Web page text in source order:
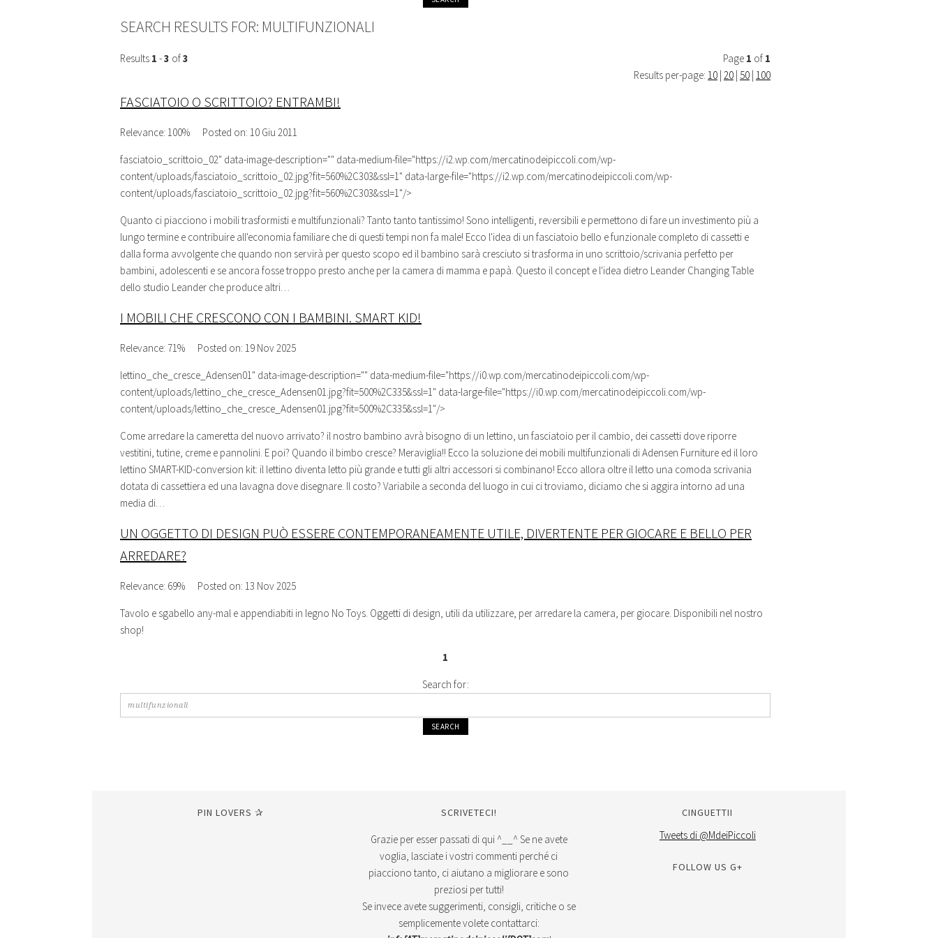
SEARCH RESULTS FOR: MULTIFUNZIONALI
Results 1 -3 of3 Page 1 of 1
Results per-page: 10 | 20 | 50 | 100
FASCIATOIO O SCRITTOIO? ENTRAMBI!
Relevance: 100% Posted on: 10 Giu 2011
fasciatoio_scrittoio_02" data-image-description="" data-medium-file="https://i2.wp.com/mercatinodeipiccoli.com/wp-
content/uploads/fasciatoio_scrittoio_02.jpg?fit=560%2C303&ssl=1" data-large-file="https://i2.wp.com/mercatinodeipiccoli.com/wp-
content/uploads/fasciatoio_scrittoio_02.jpg?fit=560%2C303&ssl=1"/>
Quanto ci piacciono i mobili trasformisti e multifunzionali? Tanto tanto tantissimo! Sono intelligenti, reversibili e permettono di fare un investimento più a
lungo termine e contribuire all'economia familiare che di questi tempi non fa male! Ecco l'idea di un fasciatoio bello e funzionale completo di cassetti e
dalla forma avvolgente che quando non servirà per questo scopo ed il bambino sarà cresciuto si trasforma in uno scrittoio/scrivania perfetto per
bambini, adolescenti e se ancora fosse troppo presto anche per la camera di mamma e papà. Questo il concept e l'idea dietro Leander Changing Table
dello studio Leander che produce altri…
I MOBILI CHE CRESCONO CON I BAMBINI. SMART KID!
Relevance: 71% Posted on: 19 Nov 2025
lettino_che_cresce_Adensen01" data-image-description="" data-medium-file="https://i0.wp.com/mercatinodeipiccoli.com/wp-
content/uploads/lettino_che_cresce_Adensen01.jpg?fit=500%2C335&ssl=1" data-large-file="https://i0.wp.com/mercatinodeipiccoli.com/wp-
content/uploads/lettino_che_cresce_Adensen01.jpg?fit=500%2C335&ssl=1"/>
Come arredare la cameretta del nuovo arrivato? il nostro bambino avrà bisogno di un lettino, un fasciatoio per il cambio, dei cassetti dove riporre
vestitini, tutine, creme e pannolini. E poi? Quando il bimbo cresce? Meraviglia!! Ecco la soluzione dei mobili multifunzionali di Adensen Furniture ed il loro
lettino SMART-KID-conversion kit: il lettino diventa letto più grande e tutti gli altri accessori si combinano! Ecco allora oltre il letto una comoda scrivania
dotata di cassettiera ed una lavagna dove disegnare. Il costo? Variabile a seconda del luogo in cui ci troviamo, diciamo che si aggira intorno ad una
media di…
UN OGGETTO DI DESIGN PUÒ ESSERE CONTEMPORANEAMENTE UTILE, DIVERTENTE PER GIOCARE E BELLO PER
ARREDARE?
Relevance: 69% Posted on: 13 Nov 2025
Tavolo e sgabello any-mal e appendiabiti in legno No Toys. Oggetti di design, utili da utilizzare, per arredare la camera, per giocare. Disponibili nel nostro
shop!
1
Search for:
PIN LOVERS ✰ SCRIVETECI!
Grazie per esser passati di qui ^__^ Se ne avete
voglia, lasciate i vostri commenti perché ci
piacciono tanto, ci aiutano a migliorare e sono
preziosi per tutti!
Se invece avete suggerimenti, consigli, critiche o se
semplicemente volete contattarci:
CINGUETTII
Tweets di @MdeiPiccoli
FOLLOW US G+